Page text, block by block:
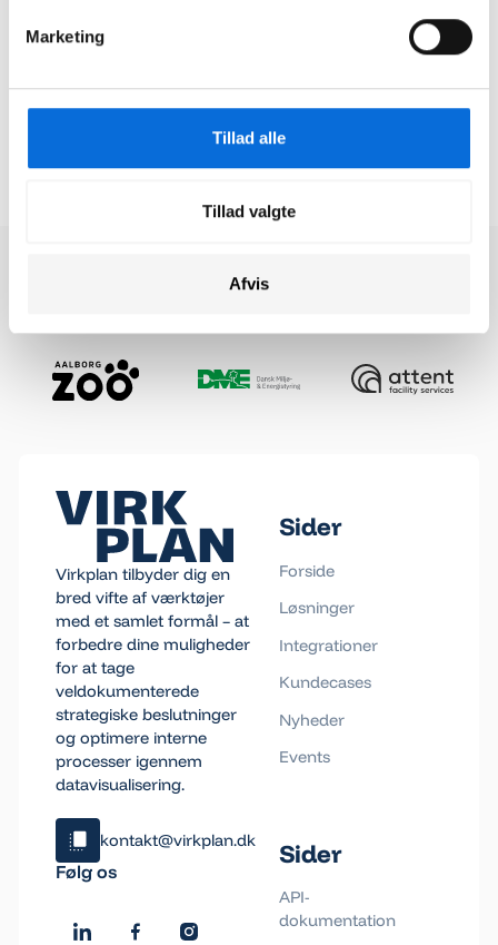
Marketing
Tillad alle
Tillad valgte
Afvis
Telefon
Tilmeld
Virkplan tilbyder dig en
bred vifte af værktøjer
med et samlet formål – at
forbedre dine muligheder
for at tage
veldokumenterede
strategiske beslutninger
og optimere interne
processer igennem
datavisualisering.
kontakt@virkplan.dk
Klik og kopiér email
Følg os
Sider
Forside
Løsninger
Integrationer
Kundecases
Nyheder
Events
Sider
API-
dokumentation